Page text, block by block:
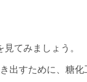
てみましょう。
出すために、糖